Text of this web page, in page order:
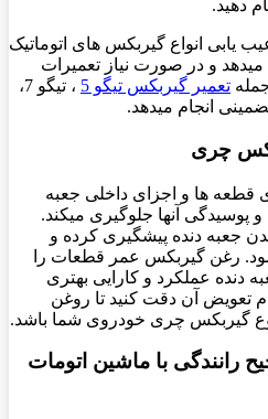
یابی انواع گیربکس های اتوماتیک
و در صورت نیاز تعمیرات
تعمیر گیربکس تیگو 5
، تیگو 7،
چری
قطعه ها و اجزای داخلی جعبه
آنها جلوگیری میکند.
جعبه دنده پیشگیری کرده و
رغن گیربکس عمر قطعات را
دنده عملکرد و کارایی بهتری
تعویض آن دقت کنید تا روغن
گیربکس چری خودروی شما باشد.
رانندگی با ماشین اتومات